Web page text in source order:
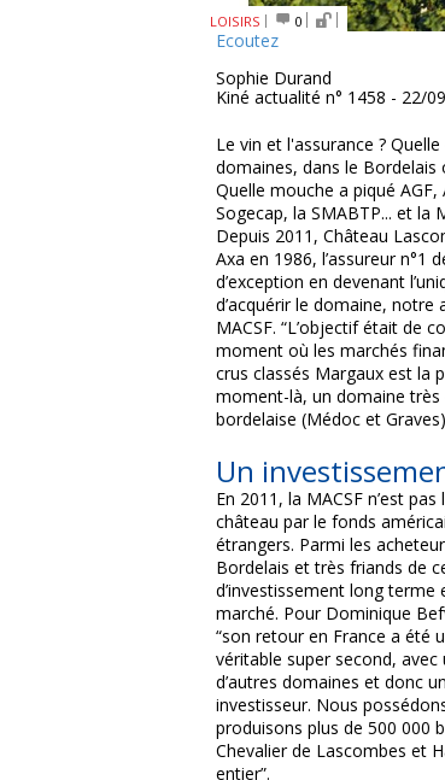
LOISIRS 0
Ecoutez
Sophie Durand
Kiné actualité n° 1458 - 22/
Le vin et l'assurance ?
domaines, dans le
Quelle mouche a piqué
Sogecap, la SMABTP... et la
Depuis 2011, Château
Axa en 1986, l’assureur n°1
d’exception en devenant
d’acquérir le domaine, notre
MACSF. “L’objectif était de
moment où les marchés
crus classés Margaux est la
moment-là, un domaine très
bordelaise (Médoc et
Un
En 2011, la MACSF n’est
château par le fonds
étrangers. Parmi les
Bordelais et très friands de
d’investissement long
marché. Pour Dominique
“son retour en France a été
véritable super second,
d’autres domaines et donc
investisseur. Nous
produisons plus de 500 000
Chevalier de Lascombes et
entier”.